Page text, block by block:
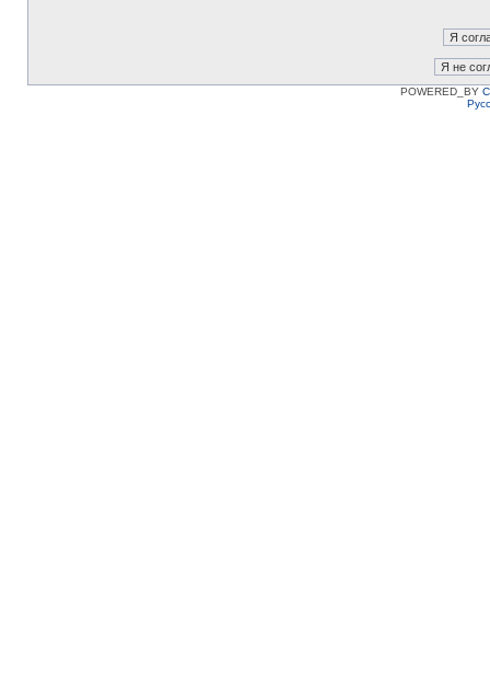
POWERED_BY